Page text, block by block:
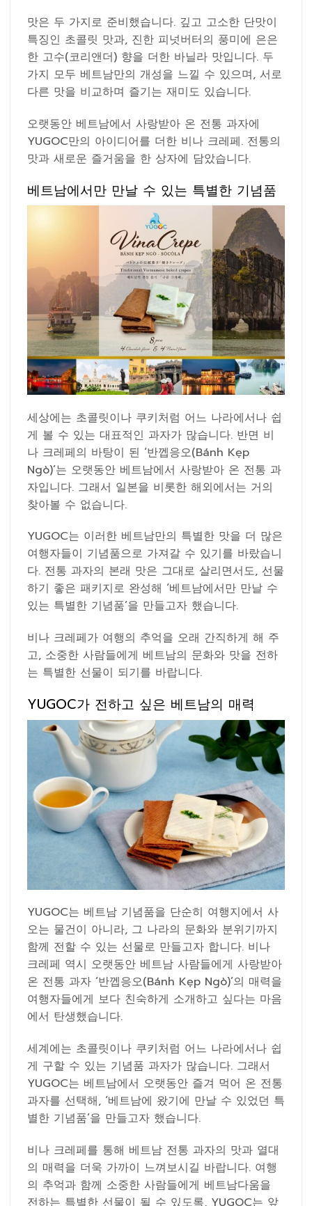
맛은 두 가지로 준비했습니다. 깊고 고소한 단맛이
특징인 초콜릿 맛과, 진한 피넛버터의 풍미에 은은
한 고수(코리앤더) 향을 더한 바닐라 맛입니다. 두
가지 모두 베트남만의 개성을 느낄 수 있으며, 서로
다른 맛을 비교하며 즐기는 재미도 있습니다.
오랫동안 베트남에서 사랑받아 온 전통 과자에
YUGOC만의 아이디어를 더한 비나 크레페. 전통의
맛과 새로운 즐거움을 한 상자에 담았습니다.
베트남에서만 만날 수 있는 특별한 기념품
세상에는 초콜릿이나 쿠키처럼 어느 나라에서나 쉽
게 볼 수 있는 대표적인 과자가 많습니다. 반면 비
나 크레페의 바탕이 된 ‘반껩응오(Bánh Kẹp
Ngò)’는 오랫동안 베트남에서 사랑받아 온 전통 과
자입니다. 그래서 일본을 비롯한 해외에서는 거의
찾아볼 수 없습니다.
YUGOC는 이러한 베트남만의 특별한 맛을 더 많은
여행자들이 기념품으로 가져갈 수 있기를 바랐습니
다. 전통 과자의 본래 맛은 그대로 살리면서도, 선물
하기 좋은 패키지로 완성해 ‘베트남에서만 만날 수
있는 특별한 기념품’을 만들고자 했습니다.
비나 크레페가 여행의 추억을 오래 간직하게 해 주
고, 소중한 사람들에게 베트남의 문화와 맛을 전하
는 특별한 선물이 되기를 바랍니다.
YUGOC가 전하고 싶은 베트남의 매력
YUGOC는 베트남 기념품을 단순히 여행지에서 사
오는 물건이 아니라, 그 나라의 문화와 분위기까지
함께 전할 수 있는 선물로 만들고자 합니다. 비나
크레페 역시 오랫동안 베트남 사람들에게 사랑받아
온 전통 과자 ‘반껩응오(Bánh Kẹp Ngò)’의 매력을
여행자들에게 보다 친숙하게 소개하고 싶다는 마음
에서 탄생했습니다.
세계에는 초콜릿이나 쿠키처럼 어느 나라에서나 쉽
게 구할 수 있는 기념품 과자가 많습니다. 그래서
YUGOC는 베트남에서 오랫동안 즐겨 먹어 온 전통
과자를 선택해, ‘베트남에 왔기에 만날 수 있었던 특
별한 기념품’을 만들고자 했습니다.
비나 크레페를 통해 베트남 전통 과자의 맛과 열대
의 매력을 더욱 가까이 느껴보시길 바랍니다. 여행
의 추억과 함께 소중한 사람들에게 베트남다움을
전하는 특별한 선물이 될 수 있도록, YUGOC는 앞